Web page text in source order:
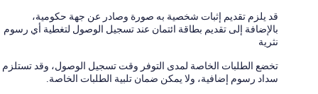
قد يلزم تقديم إثبات شخصية به صورة وصادر عن جهة حكومية،
بالإضافة إلى تقديم بطاقة ائتمان عند تسجيل الوصول لتغطية أي رسوم
نثرية
تخضع الطلبات الخاصة لمدى التوفر وقت تسجيل الوصول، وقد تستلزم
سداد رسوم إضافية، ولا يمكن ضمان تلبية الطلبات الخاصة.